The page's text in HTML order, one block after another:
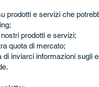
prodotti e servizi che
prodotti e servizi;
quota di mercato;
inviarci informazioni sugli